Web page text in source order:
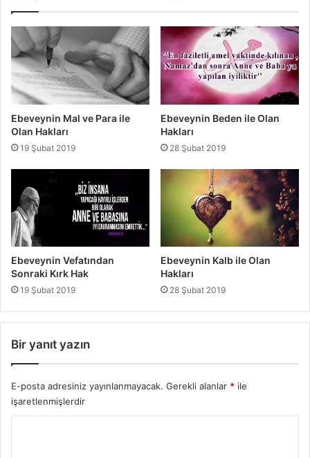
Ebeveynin Mal ve Para ile
Olan Hakları
19 Şubat 2019
Ebeveynin Beden ile Olan
Hakları
28 Şubat 2019
Ebeveynin Vefatından
Sonraki Kırk Hak
19 Şubat 2019
Ebeveynin Kalb ile Olan
Hakları
28 Şubat 2019
Bir yanıt yazın
E-posta adresiniz yayınlanmayacak. Gerekli alanlar * ile
işaretlenmişlerdir